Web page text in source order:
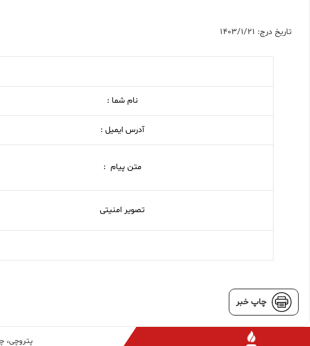
تاریخ درج: 1403/1/21
نام شما :
آدرس ایمیل :
متن پیام :
تصویر امنیتی
چاپ خبر
پتروچی،